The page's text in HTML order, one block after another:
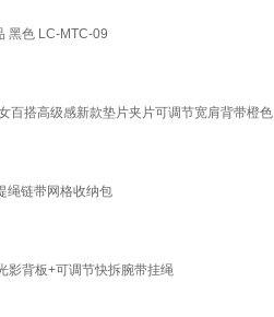
黑色 LC-MTC-09
百搭高级感新款垫片夹片可调节宽肩背带橙色
绳链带网格收纳包
影背板+可调节快拆腕带挂绳